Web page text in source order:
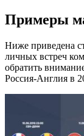
Примеры
Ниже приведена
личных встреч
обратить
Россия-Англия в